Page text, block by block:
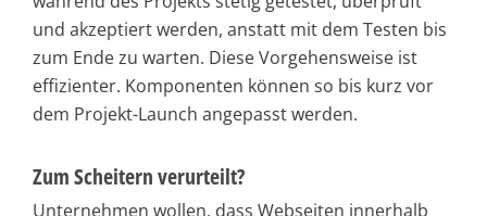
und akzeptiert werden, anstatt mit dem Testen bis
zum Ende zu warten. Diese Vorgehensweise ist
effizienter. Komponenten können so bis kurz vor
dem Projekt-Launch angepasst werden.
Zum Scheitern verurteilt?
Unternehmen wollen, dass Webseiten innerhalb